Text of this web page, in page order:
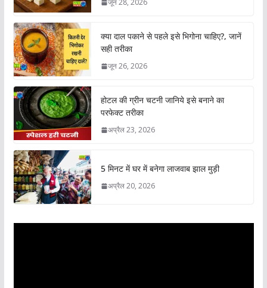
जून 28, 2026
क्या दाल पकाने से पहले इसे भिगोना चाहिए?, जानें
सही तरीका
जून 26, 2026
होटल की ग्रीन चटनी जानिये इसे बनाने का
परफेक्ट तरीका
अप्रैल 23, 2026
5 मिनट में घर में बनेगा लाजवाब झाल मुड़ी
अप्रैल 20, 2026